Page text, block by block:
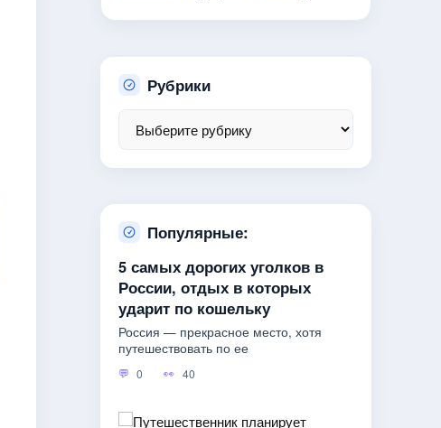
Рубрики
Популярные:
5 самых дорогих уголков в
России, отдых в которых
ударит по кошельку
Россия — прекрасное место, хотя
путешествовать по ее
0 40